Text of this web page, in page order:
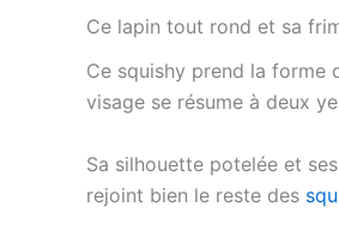
Ce lapin tout rond et sa
Ce squishy prend la forme
visage se résume à deux
Sa silhouette potelée et
rejoint bien le reste des